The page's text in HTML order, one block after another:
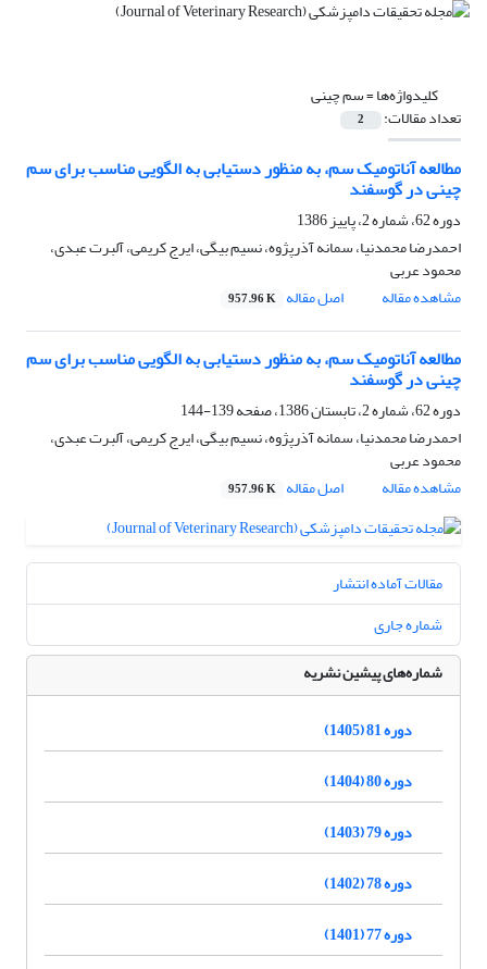
کلیدواژه‌ها =سم چینی
تعداد مقالات: 2
مطالعه آناتومیک سم، به منظور دستیابی به الگویی مناسب برای سم
چینی در گوسفند
دوره 62، شماره 2، پاییز 1386
احمدرضا محمدنیا، سمانه آذرپژوه، نسیم بیگی، ایرج کریمی، آلبرت عبدی،
محمود عربی
مشاهده مقاله
اصل مقاله 957.96 K
مطالعه آناتومیک سم، به منظور دستیابی به الگویی مناسب برای سم
چینی در گوسفند
دوره 62، شماره 2، تابستان 1386، صفحه
139-144
احمدرضا محمدنیا، سمانه آذرپژوه، نسیم بیگی، ایرج کریمی، آلبرت عبدی،
محمود عربی
مشاهده مقاله
اصل مقاله 957.96 K
مقالات آماده انتشار
شماره جاری
شماره‌های پیشین نشریه
دوره 81 (1405)
دوره 80 (1404)
دوره 79 (1403)
دوره 78 (1402)
دوره 77 (1401)